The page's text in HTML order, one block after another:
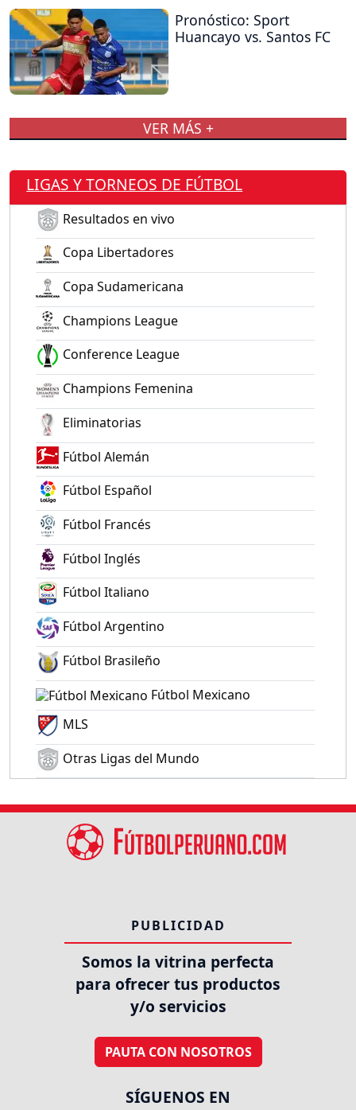
Pronóstico: Sport
Huancayo vs. Santos FC
VER MÁS +
LIGAS Y TORNEOS DE FÚTBOL
Resultados en vivo
Copa Libertadores
Copa Sudamericana
Champions League
Conference League
Champions Femenina
Eliminatorias
Fútbol Alemán
Fútbol Español
Fútbol Francés
Fútbol Inglés
Fútbol Italiano
Fútbol Argentino
Fútbol Brasileño
Fútbol Mexicano
MLS
Otras Ligas del Mundo
PUBLICIDAD
Somos la vitrina perfecta
para ofrecer tus productos
y/o servicios
PAUTA CON NOSOTROS
SÍGUENOS EN